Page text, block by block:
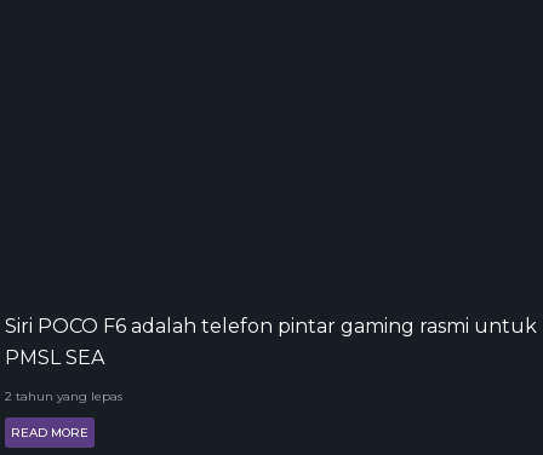
Siri POCO F6 adalah telefon pintar gaming rasmi untuk
PMSL SEA
2 tahun yang lepas
READ MORE